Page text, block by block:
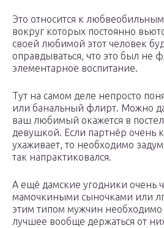
Это относится к
вокруг которых постоянно
своей любимой этот человек
оправдываться, что это был не
элементарное воспитание.
Тут на самом деле непросто
или банальный флирт. Можно
ваш любимый окажется в
девушкой. Если партнёр очень
ухаживает, то необходимо
так напрактиковался.
А ещё дамские угодники очень
мамочкиными сыночками или
этим типом мужчин необходимо
лучшее вообще держаться от